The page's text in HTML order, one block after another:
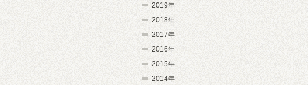
2019年
2018年
2017年
2016年
2015年
2014年